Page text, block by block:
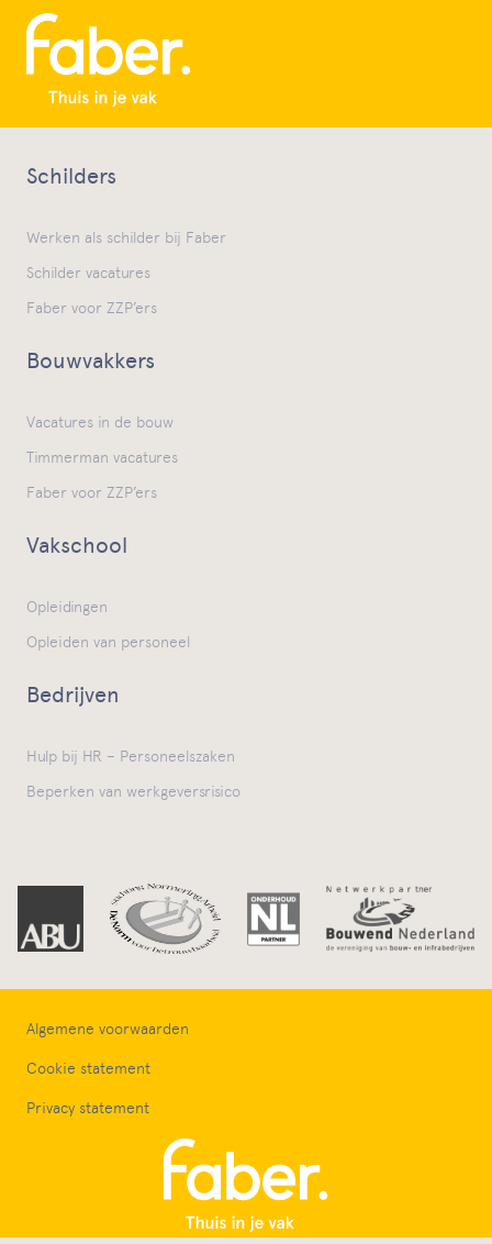
Schilders
Werken als schilder bij Faber
Schilder vacatures
Faber voor ZZP’ers
Bouwvakkers
Vacatures in de bouw
Timmerman vacatures
Faber voor ZZP’ers
Vakschool
Opleidingen
Opleiden van personeel
Bedrijven
Hulp bij HR – Personeelszaken
Beperken van werkgeversrisico
Algemene voorwaarden
Cookie statement
Privacy statement